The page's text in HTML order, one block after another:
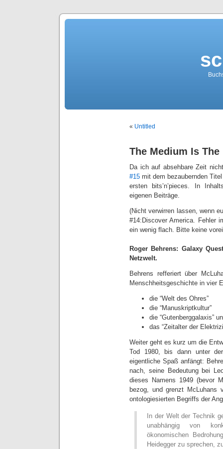
« Untitled
The Medium Is The
Da ich auf absehbare Zeit
#15 mit dem bezaubernden
ersten bits’n’pieces. In
eigenen Beiträge.
(Nicht verwirren lassen, wenn
#14:Discover America. Fehler
ein wenig flach. Bitte keine
Roger Behrens: Galaxy
Netzwelt.
Behrens refferiert über
Menschheitsgeschichte in vier
die “Welt des Ohres”
die “Manuskriptkultur”
die “Gutenberggalaxis”
das “Zeitalter der
Weiter geht es kurz um die
Tod 1980, bis dann unter
eigentliche Spaß anfängt:
nach, seine Bedeutung bei
dieses Namens 1949 (bevor
bezog, und grenzt McLuhans
ontologiesierten Begriffs der
In der Welt der Technik
unabhängig von
ökonomischen
Heidegger zu sprechen,